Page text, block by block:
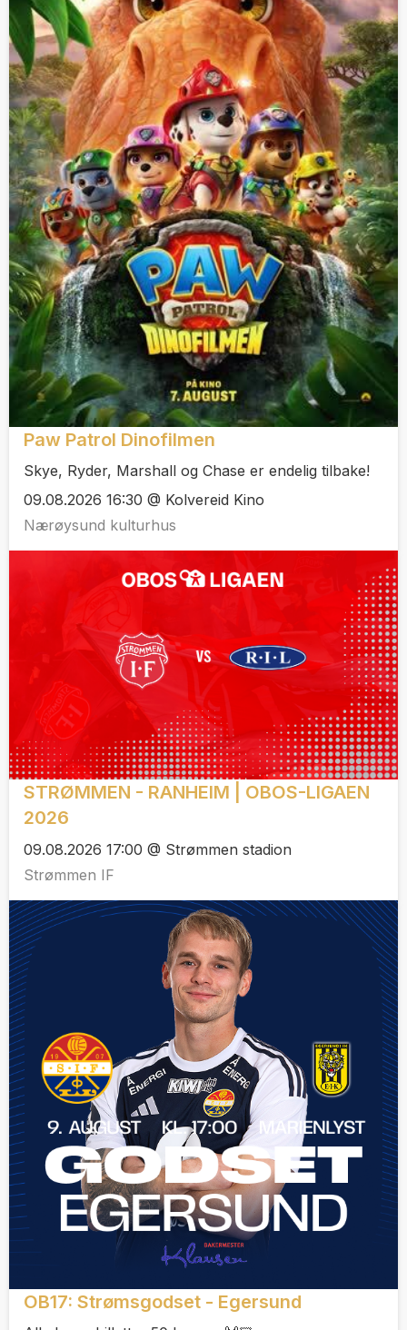
Paw Patrol Dinofilmen
Skye, Ryder, Marshall og Chase er endelig tilbake!
09.08.2026 16:30 @ Kolvereid Kino
Nærøysund kulturhus
STRØMMEN - RANHEIM | OBOS-LIGAEN
2026
09.08.2026 17:00 @ Strømmen stadion
Strømmen IF
OB17: Strømsgodset - Egersund